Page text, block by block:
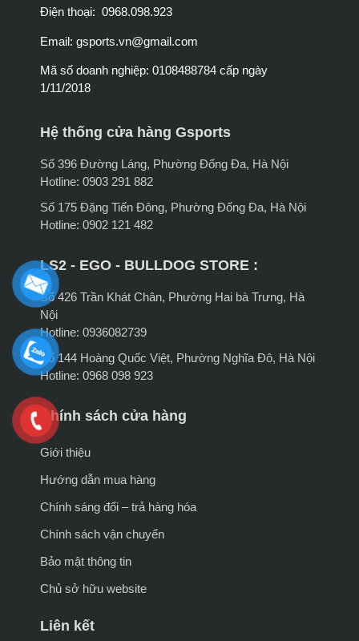
Điện thoại: 0968.098.923
Email: gsports.vn@gmail.com
Mã số doanh nghiệp: 0108488784 cấp ngày
1/11/2018
Hệ thống cửa hàng Gsports
Số 396 Đường Láng, Phường Đống Đa, Hà Nội
Hotline: 0903 291 882
Số 175 Đặng Tiến Đông, Phường Đống Đa, Hà Nội
Hotline: 0902 121 482
LS2 - EGO - BULLDOG STORE :
Số 426 Trần Khát Chân, Phường Hai bà Trưng, Hà
Nội
Hotline: 0936082739
Số 144 Hoàng Quốc Việt, Phường Nghĩa Đô, Hà Nội
Hotline: 0968 098 923
Chính sách cửa hàng
Giới thiệu
Hướng dẫn mua hàng
Chính sáng đổi – trả hàng hóa
Chính sách vận chuyển
Bảo mật thông tin
Chủ sở hữu website
Liên kết